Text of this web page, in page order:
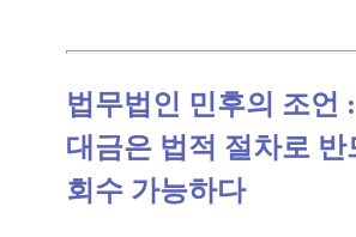
법무법인 민후의 조언
대금은 법적 절차로 반
회수 가능하다